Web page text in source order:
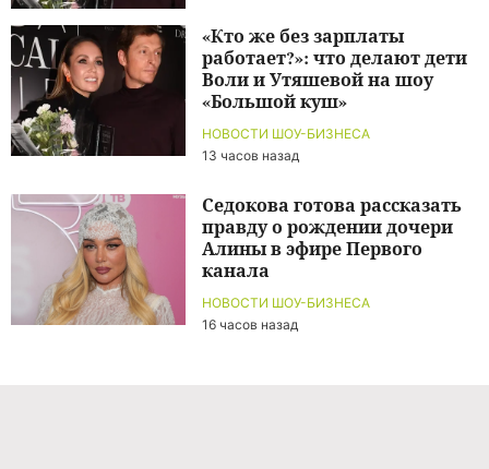
НОВОСТИ ШОУ-БИЗНЕСА
13 часов назад
«Кто же без зарплаты
работает?»: что делают дети
Воли и Утяшевой на шоу
«Большой куш»
НОВОСТИ ШОУ-БИЗНЕСА
16 часов назад
Седокова готова рассказать
правду о рождении дочери
Алины в эфире Первого
канала